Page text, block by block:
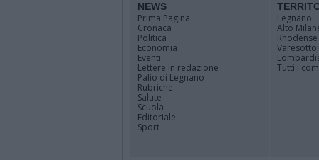
NEWS
Prima Pagina
Cronaca
Politica
Economia
Eventi
Lettere in redazione
Palio di Legnano
Rubriche
Salute
Scuola
Editoriale
Sport
Legnano
Alto
Rhodense
Varesotto
Tutti i